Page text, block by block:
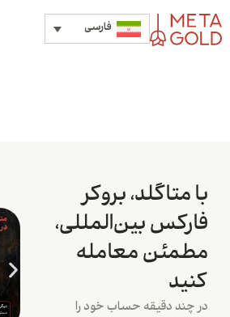
فارسی
با متاگلد، بروکر
فارکس بین‌المللی،
مطمئن معامله
کنید
در چند دقیقه حساب خود را